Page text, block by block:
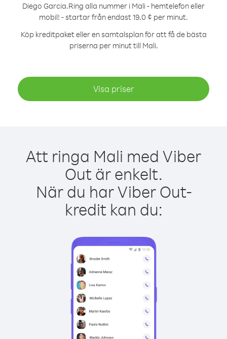
Diego Garcia.Ring alla nummer i Mali - hemtelefon eller
mobil! - startar från endast 19.0 ¢ per minut.
Köp kreditpaket eller en samtalsplan för att få de bästa
priserna per minut till Mali.
Visa priser
Att ringa Mali med Viber
Out är enkelt.
När du har Viber Out-
kredit kan du: